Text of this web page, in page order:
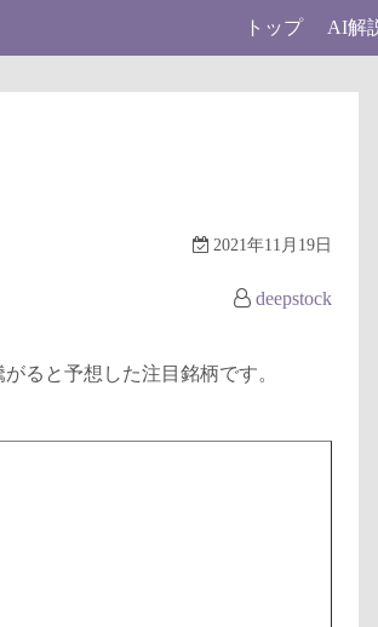
トップ AI解
2021年11月19日
deepstock
ると予想した注目銘柄です。